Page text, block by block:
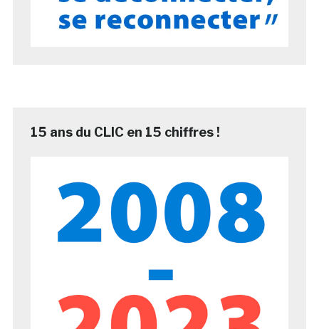
15 ans du CLIC en 15 chiffres !